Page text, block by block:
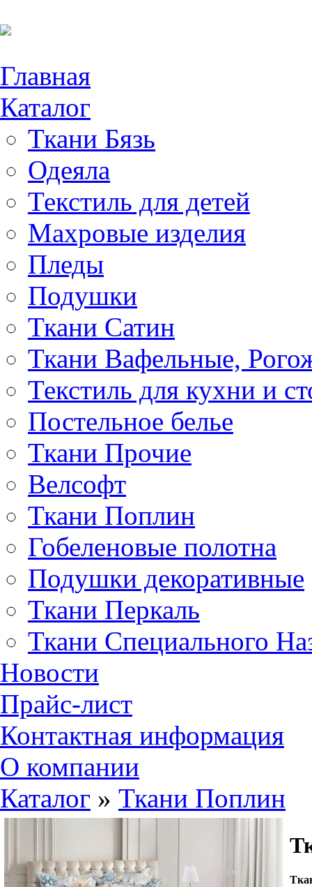
Главная
Каталог
Ткани Бязь
Одеяла
Текстиль для детей
Махровые изделия
Пледы
Подушки
Ткани Сатин
Ткани Вафельные,
Текстиль для кухни и
Постельное белье
Ткани Прочие
Велсофт
Ткани Поплин
Гобеленовые полотна
Подушки декоративные
Ткани Перкаль
Ткани Специального
Новости
Прайс-лист
Контактная информация
О компании
Каталог » Ткани Поплин
Т